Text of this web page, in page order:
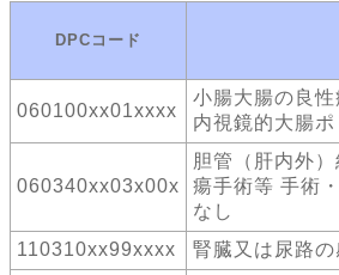
DPCコード
060100xx01xxxx
小腸大腸の良
内視鏡的大腸
060340xx03x00x
胆管（肝内外
瘍手術等 手術
なし
110310xx99xxxx
腎臓又は尿路